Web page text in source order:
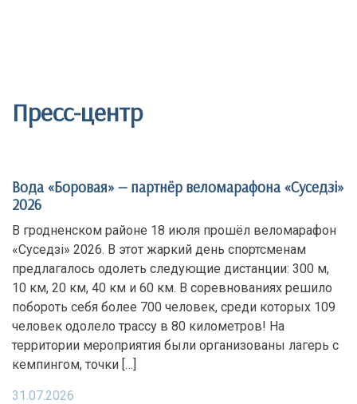
Пресс-центр
Вода «Боровая» — партнёр веломарафона «Суседзi»
2026
В гродненском районе 18 июля прошёл веломарафон
«Суседзi» 2026. В этот жаркий день спортсменам
предлагалось одолеть следующие дистанции: 300 м,
10 км, 20 км, 40 км и 60 км. В соревнованиях решило
побороть себя более 700 человек, среди которых 109
человек одолело трассу в 80 километров! На
территории мероприятия были организованы лагерь с
кемпингом, точки […]
31.07.2026